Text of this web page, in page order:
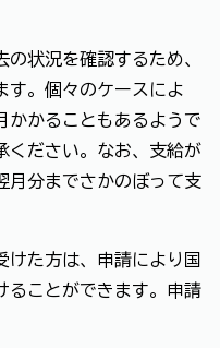
状況を確認するため、
す。個々のケースによ
かかることもあるようで
ください。なお、支給が
月分までさかのぼって支
けた方は、申請により国
ることができます。申請